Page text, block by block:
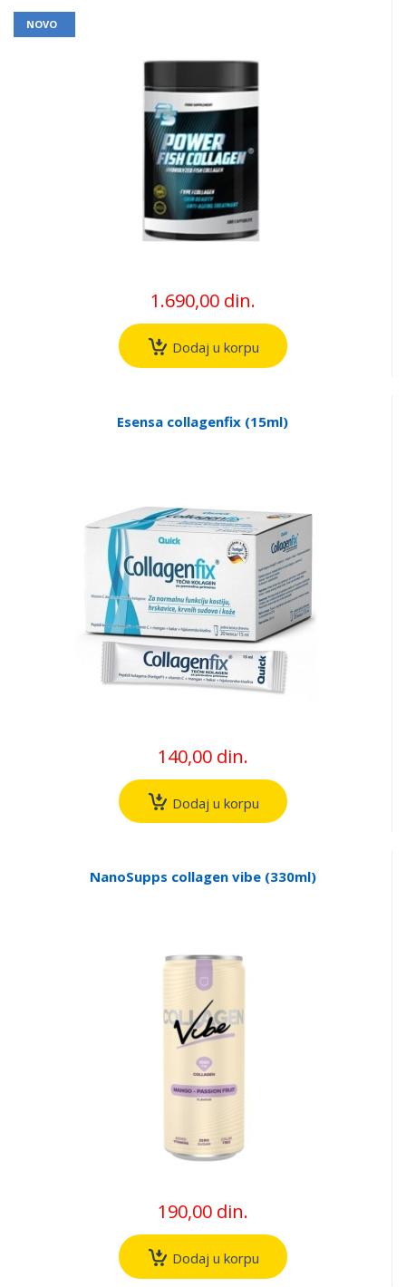
NOVO
1.690,00 din.
Dodaj u korpu
Esensa collagenfix (15ml)
140,00 din.
Dodaj u korpu
NanoSupps collagen vibe (330ml)
190,00 din.
Dodaj u korpu